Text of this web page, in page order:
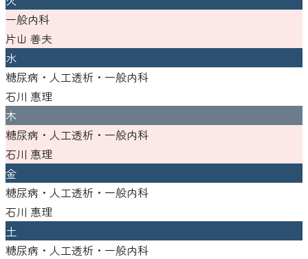
一般内科
片山 善夫
水
糖尿病・人工透析・一般内科
石川 惠理
木
糖尿病・人工透析・一般内科
石川 惠理
金
糖尿病・人工透析・一般内科
石川 惠理
土
糖尿病・人工透析・一般内科